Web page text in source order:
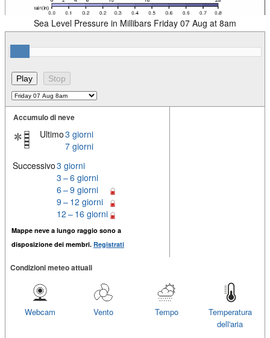
Sea Level Pressure in Millibars Friday 07 Aug at 8am
Accumulo di neve
Ultimo3 giorni
7 giorni
Successivo3 giorni
3 – 6 giorni
6 – 9 giorni
9 – 12 giorni
12 – 16 giorni
Mappe neve a lungo raggio sono a
disposizione dei membri. Registrati
Condizioni meteo attuali
Temperatura
dell'aria
Tempo
Vento
Webcam